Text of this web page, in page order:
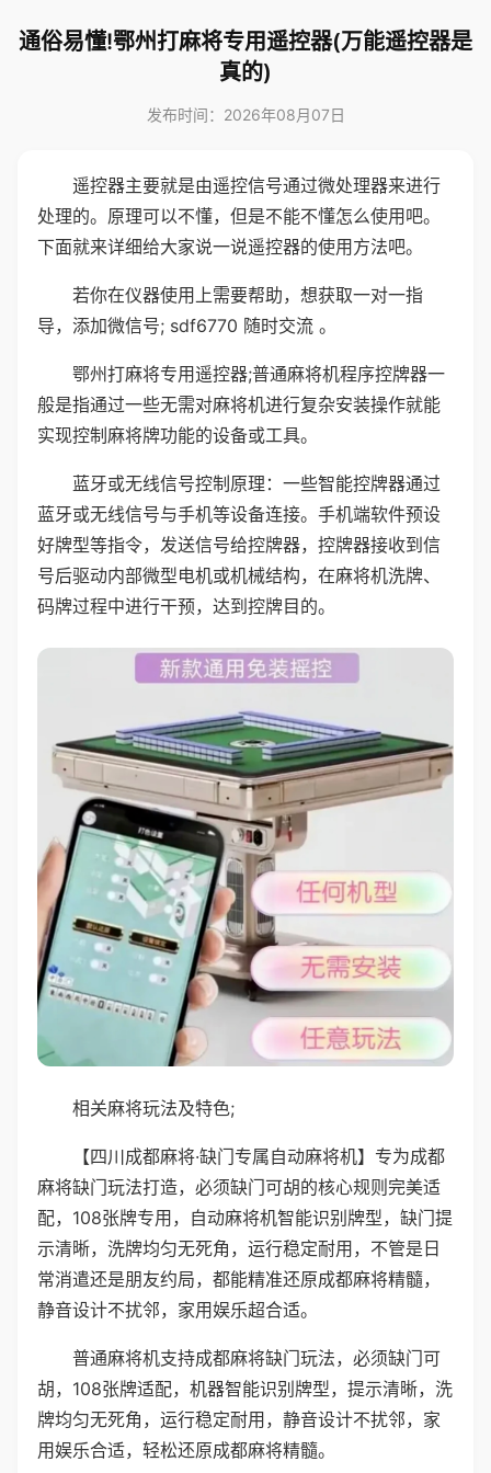
通俗易懂!鄂州打麻将专用遥控器(万能遥控器是
真的)
发布时间：2026年08月07日
遥控器主要就是由遥控信号通过微处理器来进行
处理的。原理可以不懂，但是不能不懂怎么使用吧。
下面就来详细给大家说一说遥控器的使用方法吧。
若你在仪器使用上需要帮助，想获取一对一指
导，添加微信号; sdf6770 随时交流 。
鄂州打麻将专用遥控器;普通麻将机程序控牌器一
般是指通过一些无需对麻将机进行复杂安装操作就能
实现控制麻将牌功能的设备或工具。
蓝牙或无线信号控制原理：一些智能控牌器通过
蓝牙或无线信号与手机等设备连接。手机端软件预设
好牌型等指令，发送信号给控牌器，控牌器接收到信
号后驱动内部微型电机或机械结构，在麻将机洗牌、
码牌过程中进行干预，达到控牌目的。
相关麻将玩法及特色;
【四川成都麻将·缺门专属自动麻将机】专为成都
麻将缺门玩法打造，必须缺门可胡的核心规则完美适
配，108张牌专用，自动麻将机智能识别牌型，缺门提
示清晰，洗牌均匀无死角，运行稳定耐用，不管是日
常消遣还是朋友约局，都能精准还原成都麻将精髓，
静音设计不扰邻，家用娱乐超合适。
普通麻将机支持成都麻将缺门玩法，必须缺门可
胡，108张牌适配，机器智能识别牌型，提示清晰，洗
牌均匀无死角，运行稳定耐用，静音设计不扰邻，家
用娱乐合适，轻松还原成都麻将精髓。